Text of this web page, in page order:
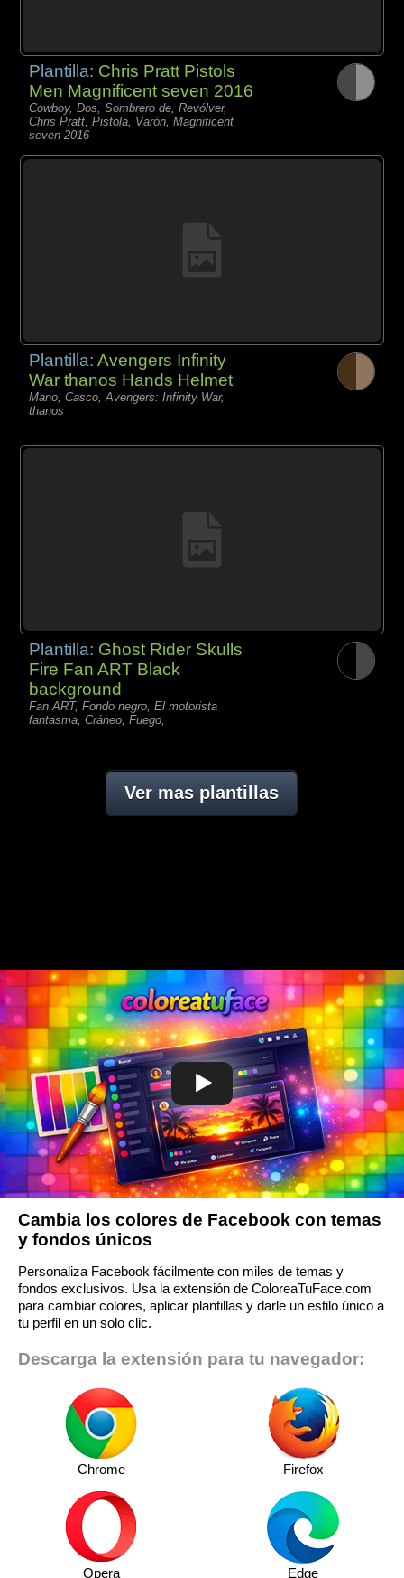
Plantilla: Chris Pratt Pistols
Men Magnificent seven 2016
Cowboy, Dos, Sombrero de, Revólver,
Chris Pratt, Pistola, Varón, Magnificent
seven 2016
Plantilla:Avengers Infinity
War thanos Hands Helmet
Mano, Casco, Avengers: Infinity War,
thanos
Plantilla: Ghost Rider Skulls
Fire Fan ART Black
background
Fan ART, Fondo negro, El motorista
fantasma, Cráneo, Fuego,
Ver mas plantillas
Cambia los colores de Facebook con temas
y fondos únicos
Personaliza Facebook fácilmente con miles de temas y
fondos exclusivos. Usa la extensión de ColoreaTuFace.com
para cambiar colores, aplicar plantillas y darle un estilo único a
tu perfil en un solo clic.
Descarga la extensión para tu navegador:
Chrome Firefox
Opera Edge